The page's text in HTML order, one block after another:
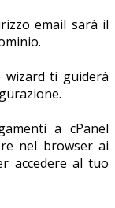
email sarà il
wizard ti guiderà
a cPanel
nel browser ai
accedere al tuo